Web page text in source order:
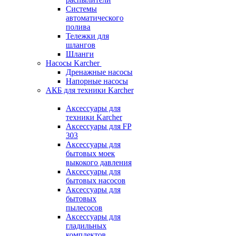
Системы
автоматического
полива
Тележки для
шлангов
Шланги
Насосы Karcher
Дренажные насосы
Напорные насосы
АКБ для техники Karcher
Аксессуары для
техники Karcher
Аксессуары для FP
303
Аксессуары для
бытовых моек
выкокого давления
Аксессуары для
бытовых насосов
Аксессуары для
бытовых
пылесосов
Аксессуары для
гладильных